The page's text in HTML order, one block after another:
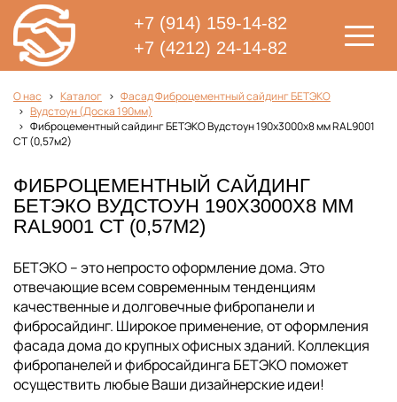
+7 (914) 159-14-82
+7 (4212) 24-14-82
О нас Каталог
Фасад Фиброцементный сайдинг БЕТЭКО
Вудстоун (Доска 190мм)
Фиброцементный сайдинг БЕТЭКО Вудстоун 190х3000х8 мм RAL9001
СТ (0,57м2)
ФИБРОЦЕМЕНТНЫЙ САЙДИНГ
БЕТЭКО ВУДСТОУН 190Х3000Х8 ММ
RAL9001 СТ (0,57М2)
БЕТЭКО – это непросто оформление дома. Это
отвечающие всем современным тенденциям
качественные и долговечные фибропанели и
фибросайдинг. Широкое применение, от оформления
фасада дома до крупных офисных зданий. Коллекция
фибропанелей и фибросайдинга БЕТЭКО поможет
осуществить любые Ваши дизайнерские идеи!